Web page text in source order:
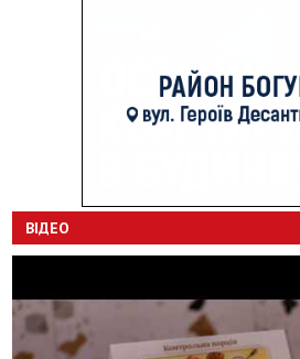
ВІДЕО